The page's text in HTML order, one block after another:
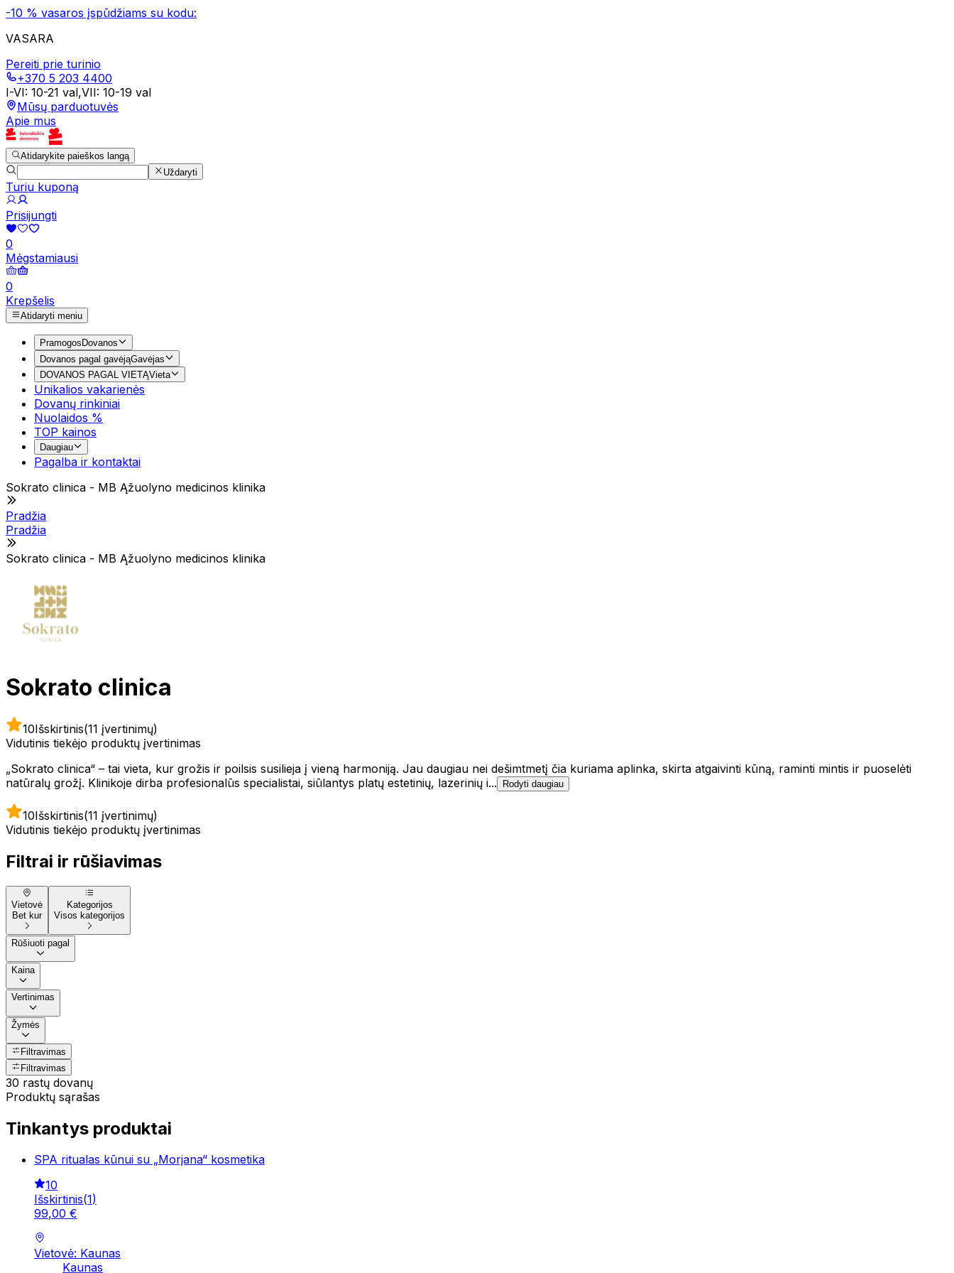
-10 % vasaros įspūdžiams su kodu:
VASARA
Pereiti prie turinio
+370 5 203 4400
I-VI: 10-21 val,VII: 10-19 val
Mūsų parduotuvės
Apie mus
Atidarykite paieškos langą
Uždaryti
Turiu kuponą
Prisijungti
0
Mėgstamiausi
0
Krepšelis
Atidaryti meniu
Pramogos Dovanos
Dovanos pagal gavėjąGavėjas
DOVANOS PAGAL VIETĄVieta
Unikalios vakarienės
Dovanų rinkiniai
Nuolaidos %
TOP kainos
Daugiau
Pagalba ir kontaktai
Sokrato clinica - MB Ąžuolyno medicinos klinika
Pradžia
Pradžia
Sokrato clinica - MB Ąžuolyno medicinos klinika
Sokrato clinica
10Išskirtinis(11 įvertinimų)
Vidutinis tiekėjo produktų įvertinimas
„Sokrato clinica“ – tai vieta, kur grožis ir poilsis susilieja į vieną harmoniją. Jau daugiau nei dešimtmetį čia kuriama aplinka, skirta atgaivinti kūną, raminti mintis ir puoselėti
natūralų grožį. Klinikoje dirba profesionalūs specialistai, siūlantys platų estetinių, lazerinių i...
Rodyti daugiau
10Išskirtinis(11 įvertinimų)
Vidutinis tiekėjo produktų įvertinimas
Filtrai ir rūšiavimas
Vietovė
Bet kur
Kategorijos
Visos kategorijos
Rūšiuoti pagal
Kaina
Vertinimas
Žymės
Filtravimas
Filtravimas
30 rastų dovanų
Produktų sąrašas
Tinkantys produktai
SPA ritualas kūnui su „Morjana“ kosmetika
10
Išskirtinis(1)
99,00 €
Vietovė: Kaunas
Kaunas